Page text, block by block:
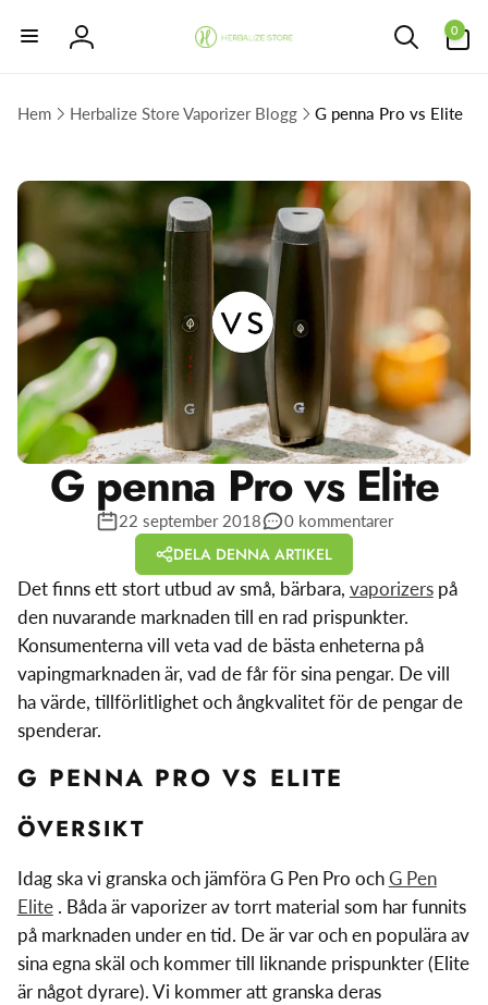
till
Logga
0
artiklar
Hem Herbalize Store Vaporizer Blogg G penna Pro vs Elite
G penna Pro vs Elite
22 september 2018 0 kommentarer
DELA DENNA ARTIKEL
Det finns ett stort utbud av små, bärbara, vaporizerspå
den nuvarande marknaden till en rad prispunkter.
Konsumenterna vill veta vad de bästa enheterna på
vapingmarknaden är, vad de får för sina pengar. De vill
ha värde, tillförlitlighet och ångkvalitet för de pengar de
spenderar.
G PENNA PRO VS ELITE
ÖVERSIKT
Idag ska vi granska och jämföra G Pen Pro ochG Pen
Elite. Båda är vaporizer av torrt material som har funnits
på marknaden under en tid. De är var och en populära av
sina egna skäl och kommer till liknande prispunkter (Elite
är något dyrare). Vi kommer att granska deras